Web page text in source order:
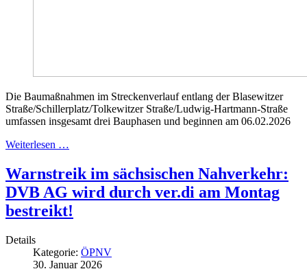
Die Baumaßnahmen im Streckenverlauf entlang der Blasewitzer
Straße/Schillerplatz/Tolkewitzer Straße/Ludwig-Hartmann-Straße
umfassen insgesamt drei Bauphasen und beginnen am 06.02.2026
Weiterlesen …
Warnstreik im sächsischen Nahverkehr:
DVB AG wird durch ver.di am Montag
bestreikt!
Details
Kategorie: ÖPNV
30. Januar 2026